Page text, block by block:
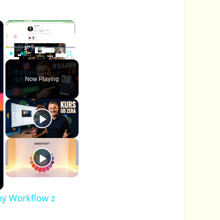
×
U
m
u
t
F
u
l
l
s
c
r
n
Now Playing
Workflow z